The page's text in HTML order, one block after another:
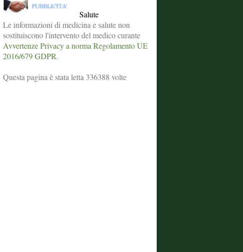
Salute
Le informazioni di medicina e salute non
sostituiscono l'intervento del medico curante
Avvertenze Privacy a norma Regolamento UE
2016/679 GDPR.
Questa pagina è stata letta 336388 volte